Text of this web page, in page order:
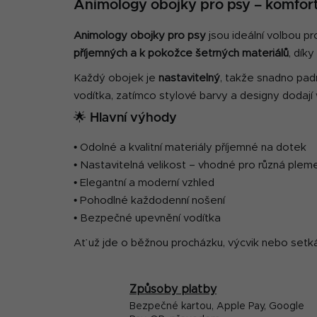
Animology obojky pro psy –
Animology obojky pro psy jsou ideální volbou
příjemných a k pokožce šetrných materiálů,
Každý obojek je nastavitelný, takže snadno
vodítka, zatímco stylové barvy a designy dodají
🌟 Hlavní výhody
• Odolné a kvalitní materiály příjemné na dotek
• Nastavitelná velikost – vhodné pro různá
• Elegantní a moderní vzhled
• Pohodlné každodenní nošení
• Bezpečné upevnění vodítka
Ať už jde o běžnou procházku, výcvik nebo
Způsoby platby
Bezpečné kartou, Apple Pay, Google